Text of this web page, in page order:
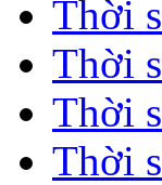
Thời
Thời
Thời
Thời